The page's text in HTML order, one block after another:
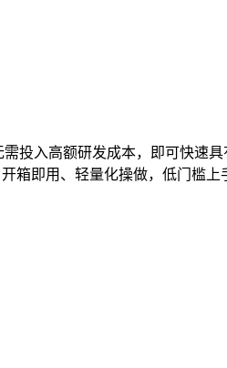
需投入高额研发成本，即可快速
即用、轻量化操做，低门槛上